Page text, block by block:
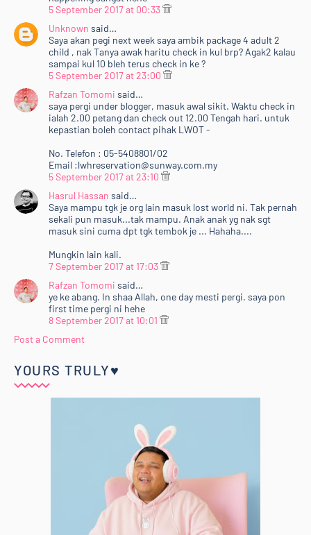
5 September 2017 at 00:33
Unknown said…
Saya akan pegi next week saya ambik package 4 adult 2
child , nak Tanya awak haritu check in kul brp? Agak2 kalau
sampai kul 10 bleh terus check in ke ?
5 September 2017 at 23:00
Rafzan Tomomi said…
saya pergi under blogger, masuk awal sikit. Waktu check in
ialah 2.00 petang dan check out 12.00 Tengah hari. untuk
kepastian boleh contact pihak LWOT -
No. Telefon : 05-5408801/02
Email :lwhreservation@sunway.com.my
5 September 2017 at 23:10
Hasrul Hassan said…
Saya mampu tgk je org lain masuk lost world ni. Tak pernah
sekali pun masuk...tak mampu. Anak anak yg nak sgt
masuk sini cuma dpt tgk tembok je ... Hahaha....
Mungkin lain kali.
7 September 2017 at 17:03
Rafzan Tomomi said…
ye ke abang. In shaa Allah, one day mesti pergi. saya pon
first time pergi ni hehe
8 September 2017 at 10:01
Post a Comment
YOURS TRULY♥